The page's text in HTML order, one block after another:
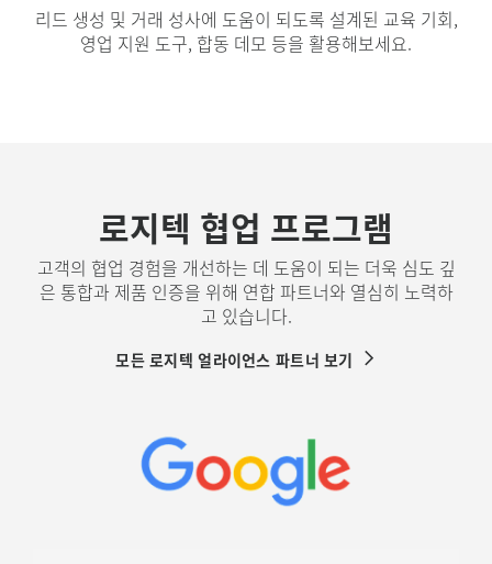
리드 생성 및 거래 성사에 도움이 되도록 설계된 교육 기회,
영업 지원 도구, 합동 데모 등을 활용해보세요.
로지텍 협업 프로그램
고객의 협업 경험을 개선하는 데 도움이 되는 더욱 심도 깊
은 통합과 제품 인증을 위해 연합 파트너와 열심히 노력하
고 있습니다.
모든 로지텍 얼라이언스 파트너 보기